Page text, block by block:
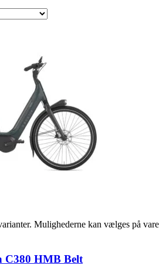
Mulighederne kan vælges på
C380 HMB Belt